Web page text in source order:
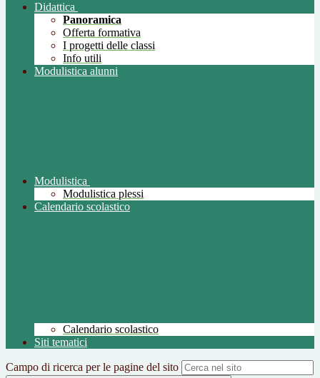
Didattica
Panoramica
Offerta formativa
I progetti delle classi
Info utili
Modulistica alunni
Modulistica
Modulistica plessi
Calendario scolastico
Calendario scolastico
Siti tematici
Campo di ricerca per le pagine del sito